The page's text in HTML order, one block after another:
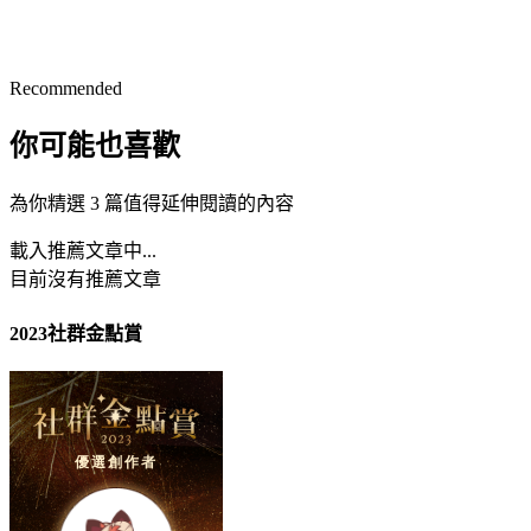
Recommended
你可能也喜歡
為你精選 3 篇值得延伸閱讀的內容
載入推薦文章中...
目前沒有推薦文章
2023社群金點賞